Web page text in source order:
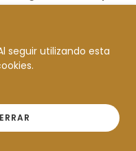
- Cayeshpampa
- Laguna
(4625m) -
seguir utilizando esta